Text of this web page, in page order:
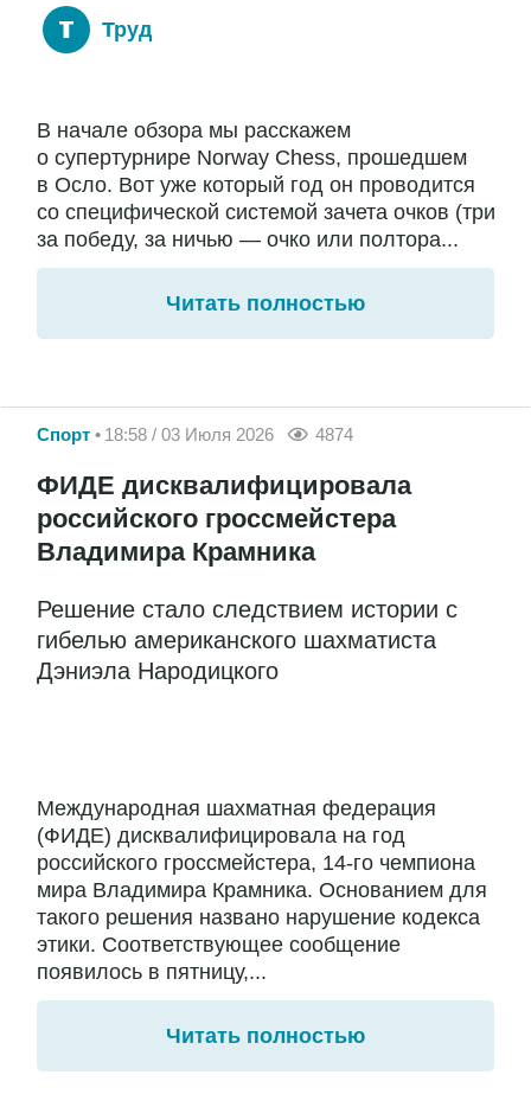
Труд
В начале обзора мы расскажем
о супертурнире Norway Chess, прошедшем
в Осло. Вот уже который год он проводится
со специфической системой зачета очков (три
за победу, за ничью — очко или полтора...
Читать полностью
Спорт 18:58 / 03 Июля 2026 4874
ФИДЕ дисквалифицировала
российского гроссмейстера
Владимира Крамника
Решение стало следствием истории с
гибелью американского шахматиста
Дэниэла Народицкого
Международная шахматная федерация
(ФИДЕ) дисквалифицировала на год
российского гроссмейстера, 14-го чемпиона
мира Владимира Крамника. Основанием для
такого решения названо нарушение кодекса
этики. Соответствующее сообщение
появилось в пятницу,...
Читать полностью